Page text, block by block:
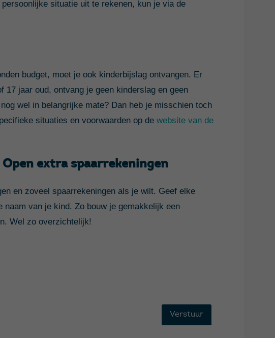
situatie uit te rekenen, kun je via de
budget, moet je ook kinderbijslag ontvangen. Er
jaar oud, ontvang je geen kinderslag en geen
wel in belangrijke mate? Dan heb je misschien toch
situaties en voorwaarden op de website van de
extra spaarrekeningen
en zoveel spaarrekeningen als je wilt. Geef elke
naam van je kind. Zo bouw je gemakkelijk een
Wel zo overzichtelijk!